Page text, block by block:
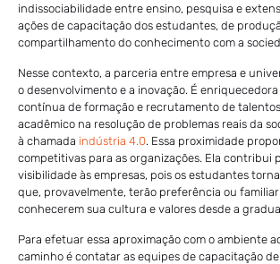
indissociabilidade entre ensino, pesquisa e
ações de capacitação dos estudantes, de
compartilhamento do conhecimento com a
Nesse contexto, a parceria entre empresa e
o desenvolvimento e a inovação. É
contínua de formação e recrutamento de
acadêmico na resolução de problemas reais da
à chamada indústria 4.0. Essa proximidade
competitivas para as organizações. Ela contribui
visibilidade às empresas, pois os estudantes
que, provavelmente, terão preferência ou
conhecerem sua cultura e valores desde a
Para efetuar essa aproximação com o ambiente
caminho é contatar as equipes de capacitação